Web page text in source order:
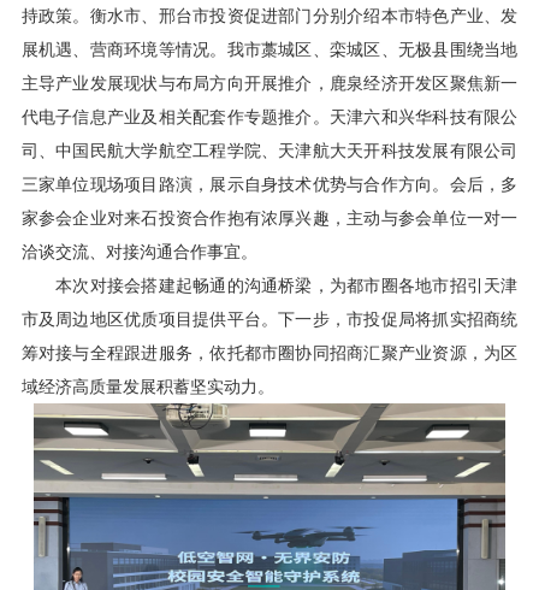
持政策。衡水市、邢台市投资促进部门分别介绍本市特色产业、发
展机遇、营商环境等情况。我市藁城区、栾城区、无极县围绕当地
主导产业发展现状与布局方向开展推介，鹿泉经济开发区聚焦新一
代电子信息产业及相关配套作专题推介。天津六和兴华科技有限公
司、中国民航大学航空工程学院、天津航大天开科技发展有限公司
三家单位现场项目路演，展示自身技术优势与合作方向。会后，多
家参会企业对来石投资合作抱有浓厚兴趣，主动与参会单位一对一
洽谈交流、对接沟通合作事宜。
本次对接会搭建起畅通的沟通桥梁，为都市圈各地市招引天津
市及周边地区优质项目提供平台。下一步，市投促局将抓实招商统
筹对接与全程跟进服务，依托都市圈协同招商汇聚产业资源，为区
域经济高质量发展积蓄坚实动力。